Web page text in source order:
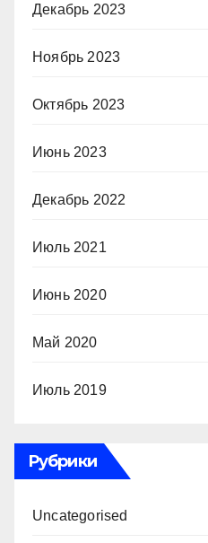
Декабрь 2023
Ноябрь 2023
Октябрь 2023
Июнь 2023
Декабрь 2022
Июль 2021
Июнь 2020
Май 2020
Июль 2019
Рубрики
Uncategorised